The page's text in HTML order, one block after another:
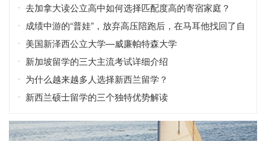
去加拿大读公立高中如何选择匹配度高的寄宿家庭？
成绩中游的“普娃”，放弃高压陪跑后，在马耳他找回了自
信！
美国新泽西公立大学—威廉帕特森大学
新加坡留学的三大主流考试详细介绍
为什么越来越多人选择新西兰留学？
新西兰硕士留学的三个独特优势解读